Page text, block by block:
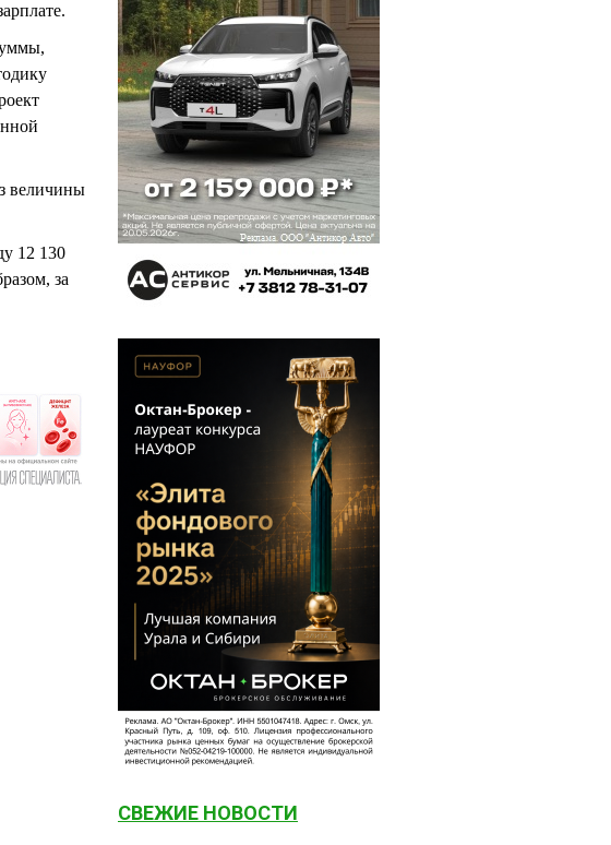
величины
12 130
за
СВЕЖИЕ НОВОСТИ